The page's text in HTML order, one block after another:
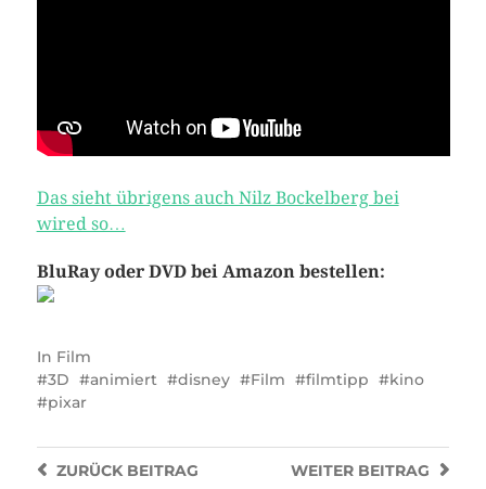
Das sieht übrigens auch Nilz Bockelberg bei
wired so…
BluRay oder DVD bei Amazon bestellen:
In Film
3D
animiert disney Film filmtipp
kino
pixar
WEITER BEITRAG
ZURÜCKBEITRAG